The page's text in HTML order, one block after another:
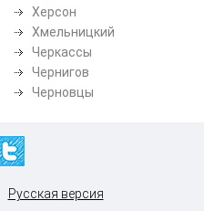
Херсон
Хмельницкий
Черкассы
Чернигов
Черновцы
Русская версия